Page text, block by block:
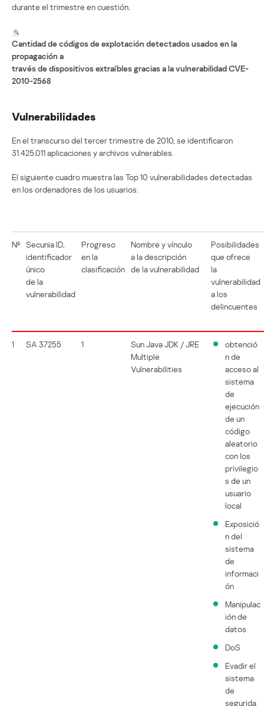
durante el trimestre en cuestión.
Cantidad de códigos de explotación detectados usados en la
propagación a
través de dispositivos extraíbles gracias a la vulnerabilidad CVE-
2010-2568
Vulnerabilidades
En el transcurso del tercer trimestre de 2010, se identificaron
31.425.011 aplicaciones y archivos vulnerables.
El siguiente cuadro muestra las Top 10 vulnerabilidades detectadas
en los ordenadores de los usuarios:
№ Secunia ID,
identificador
único
de la
vulnerabilidad
Progreso
en la
clasificación
Nombre y vínculo
a la descripción
de la vulnerabilidad
Posibilidades
que ofrece
la
vulnerabilidad
a los
delincuentes
1 SA 37255 1
Sun Java JDK / JRE
Multiple
Vulnerabilities
obtenció
n de
acceso al
sistema
de
ejecución
de un
código
aleatorio
con los
privilegio
s de un
usuario
local
Exposició
n del
sistema
de
informaci
ón
Manipulac
ión de
datos
DoS
Evadir el
sistema
de
segurida